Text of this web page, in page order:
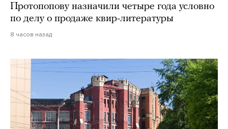
Протопопову назначили четыре года условно
по делу о продаже квир-литературы
8 часов назад